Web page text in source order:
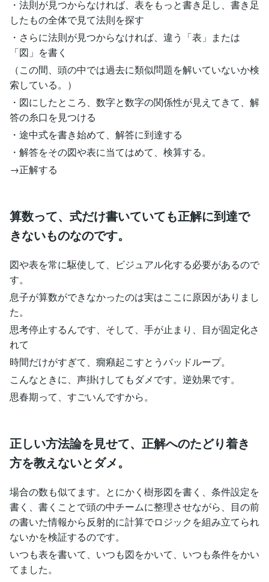
・法則が見つからなければ、表をもっと書き足し、書き足
したもの全体で見て法則を探す
・さらに法則が見つからなければ、違う「表」または
「図」を書く
（この間、頭の中では過去に類似問題を解いていないか検
索している。）
・図にしたところ、数字と数字の関係性が見えてきて、解
答の糸口を見つける
・途中式を書き始めて、解答に到達する
・解答をその図や表に当てはめて、検算する。
→正解する
算数って、式だけ書いていても正解に到達で
きないものなのです。
図や表を常に駆使して、ビジュアル化する必要があるので
す。
息子が算数ができなかったのは実はここに原因がありまし
た。
思考停止するんです、そして、手が止まり、目が固定化さ
れて
時間だけがすぎて、癇癪起こすとうバッドループ。
こんなときに、声掛けしてもダメです。逆効果です。
思春期って、すごいんですから。
正しい方法論を見せて、正解へのたどり着き
方を教えないとダメ。
場合の数も似てます。とにかく樹形図を書く、条件設定を
書く、書くことで頭の中チームに整理させながら、目の前
の書いた情報から反射的に計算でロジックを組み立てられ
ないかを検証するのです。
いつも表を書いて、いつも図をかいて、いつも条件をかい
てました。